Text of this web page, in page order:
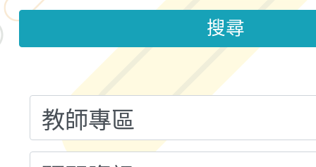
年八月份教師研習
國立成功大學辦理「台
融平台-教案暨教學示
115學年度「學習扶助
計畫子計畫十一-2：國
小時認證研習計畫」
115年度「教育部表揚
義教育推展貢獻獎」實
搜尋